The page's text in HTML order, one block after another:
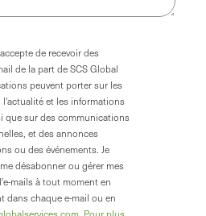
de recevoir des
de la part de SCS Global
peuvent porter sur les
l'actualité et les informations
que sur des communications
et des annonces
ou des événements. Je
désabonner ou gérer mes
mails à tout moment en
dans chaque e-mail ou en